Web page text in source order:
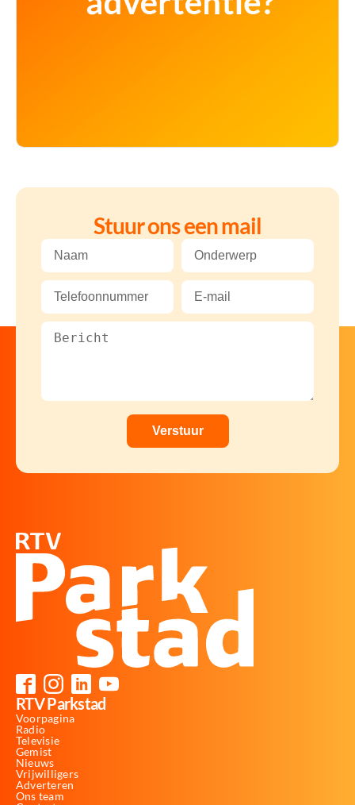
Stuur ons een mail
RTV Parkstad
Voorpagina
Radio
Televisie
Gemist
Nieuws
Vrijwilligers
Adverteren
Ons team